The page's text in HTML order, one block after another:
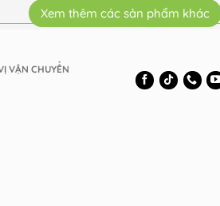
Xem thêm các sản phẩm khác
VẬN CHUYỂN